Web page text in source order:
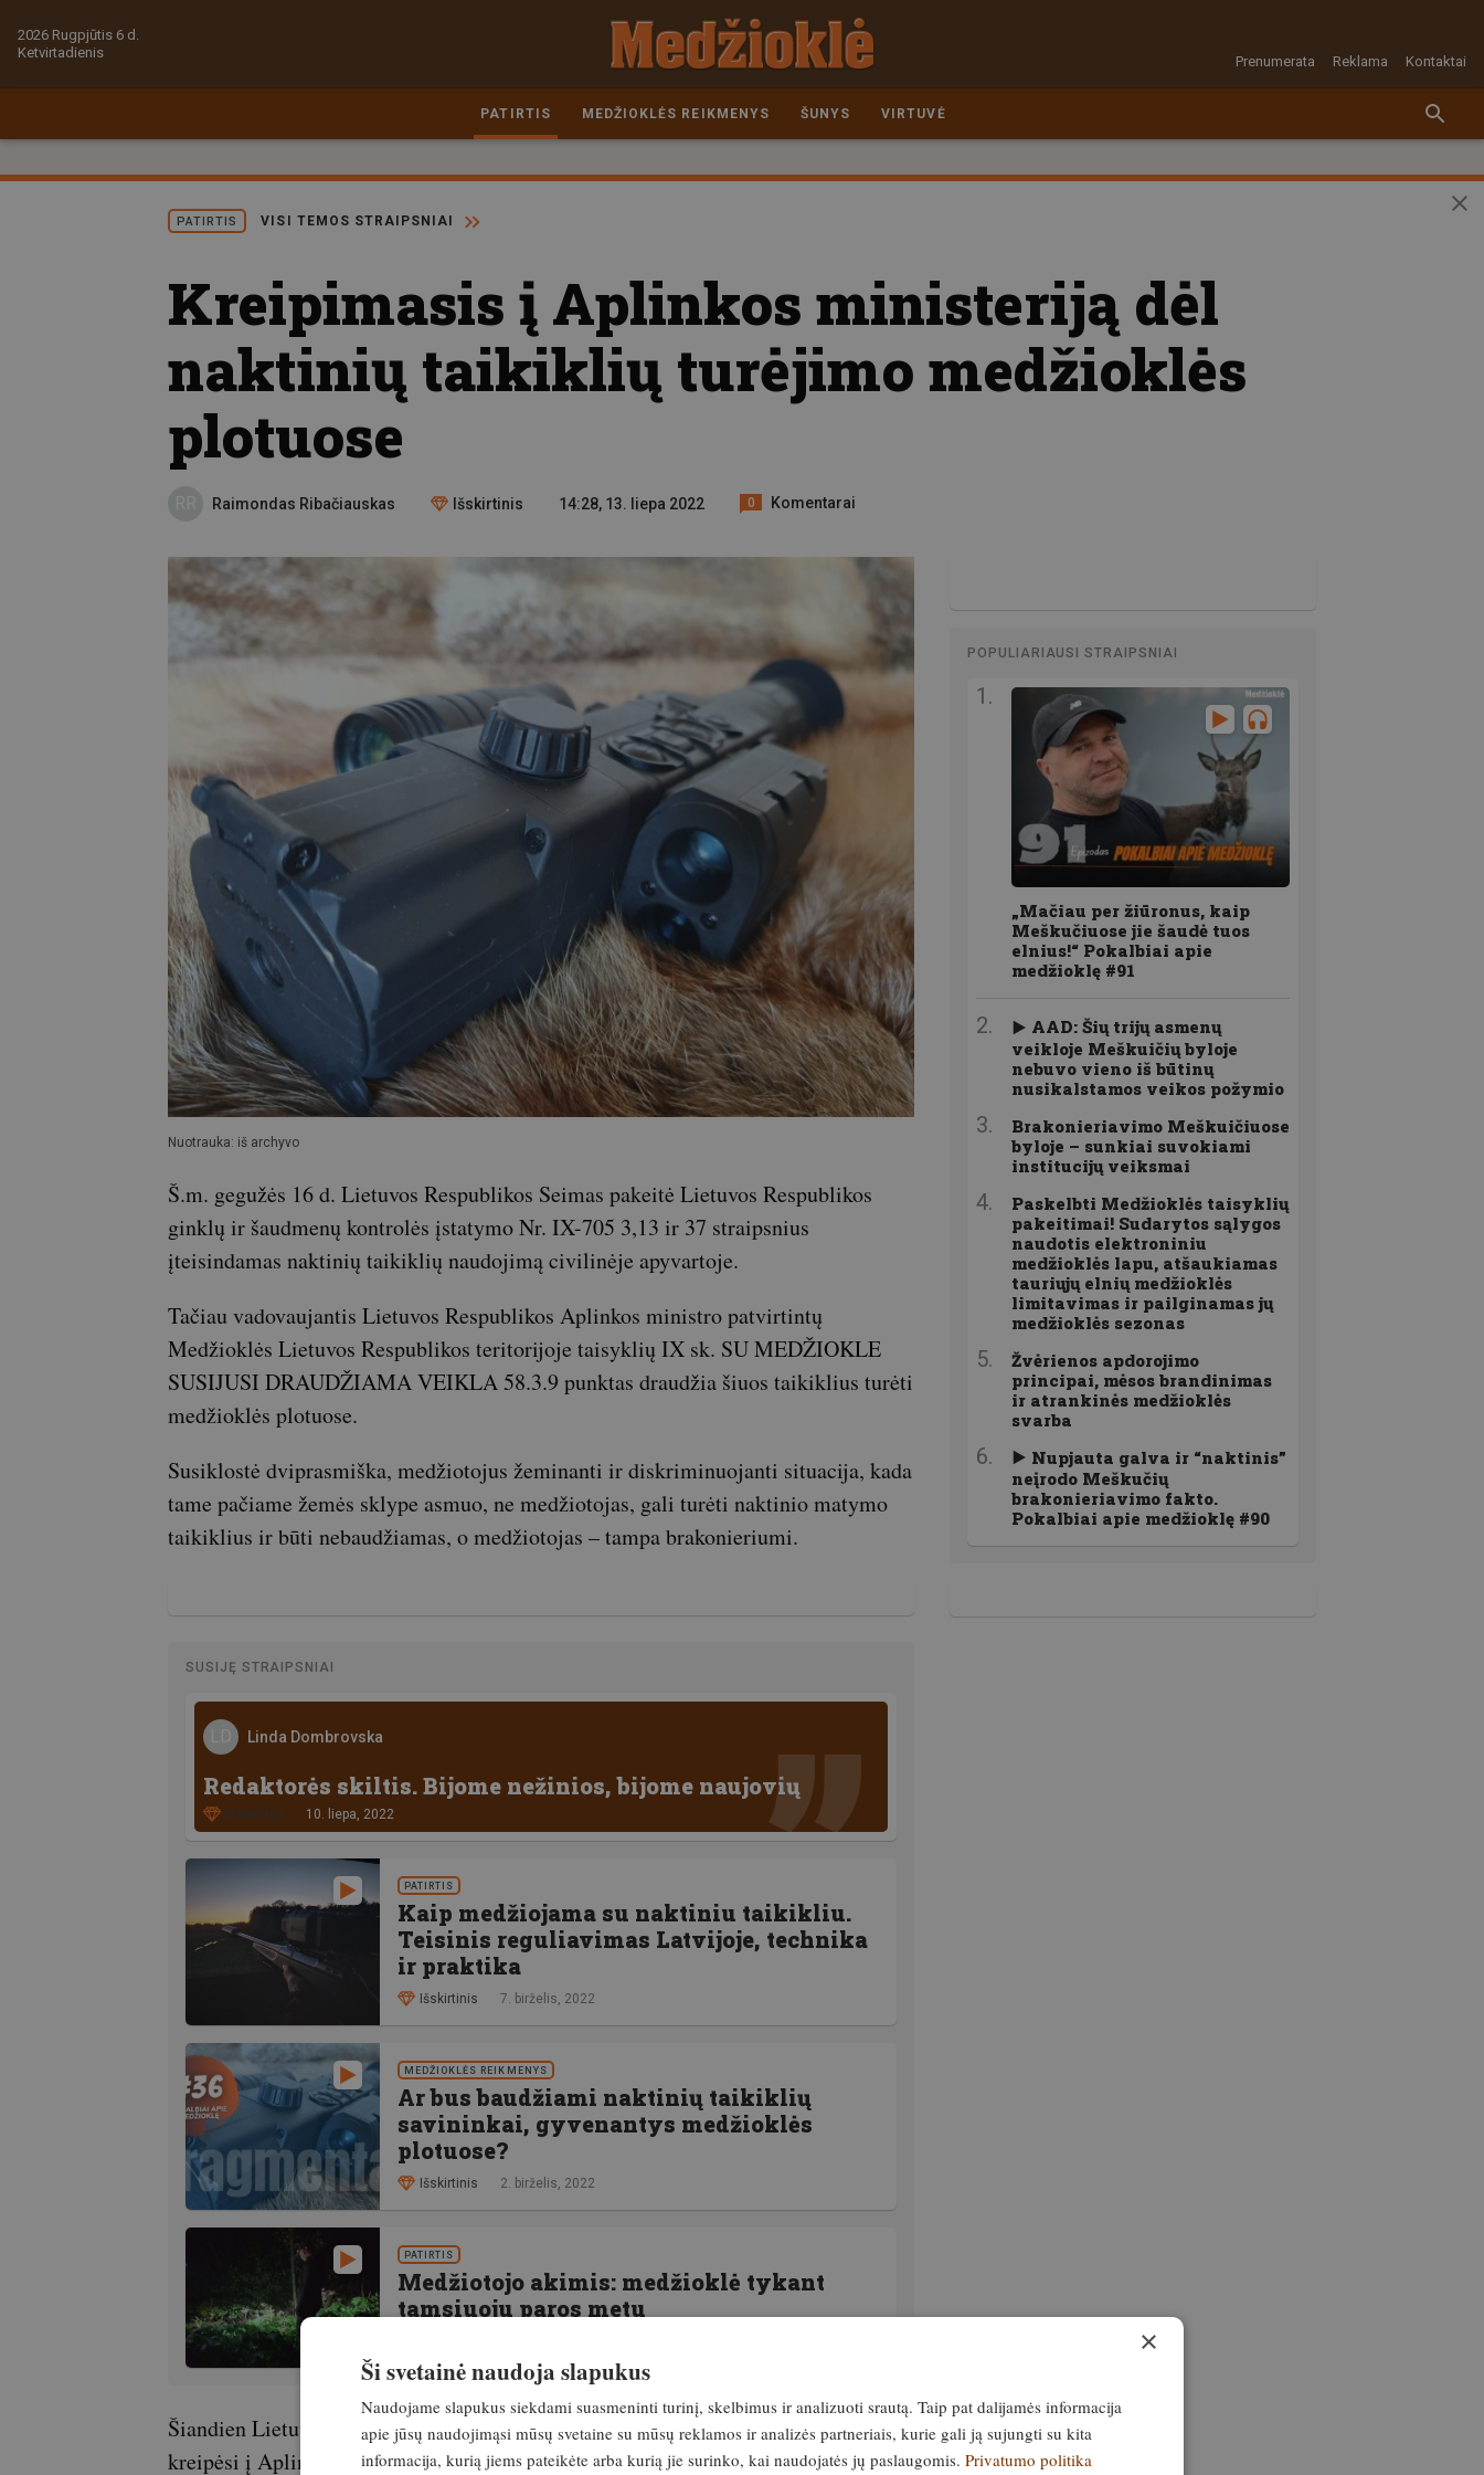
2026 Rugpjūtis 6 d.
Ketvirtadienis
Prenumerata Reklama Kontaktai
PATIRTIS MEDŽIOKLĖS REIKMENYS ŠUNYS VIRTUVĖ
PATIRTIS VISI TEMOS STRAIPSNIAI
Kreipimasis į Aplinkos ministeriją dėl
naktinių taikiklių turėjimo medžioklės
plotuose
Raimondas Ribačiauskas Išskirtinis 14:28, 13. liepa 2022 0 Komentarai
Nuotrauka: iš archyvo
Š.m. gegužės 16 d. Lietuvos Respublikos Seimas pakeitė Lietuvos Respublikos
ginklų ir šaudmenų kontrolės įstatymo Nr. IX-705 3,13 ir 37 straipsnius
įteisindamas naktinių taikiklių naudojimą civilinėje apyvartoje.
Tačiau vadovaujantis Lietuvos Respublikos Aplinkos ministro patvirtintų
Medžioklės Lietuvos Respublikos teritorijoje taisyklių IX sk. SU MEDŽIOKLE
SUSIJUSI DRAUDŽIAMA VEIKLA 58.3.9 punktas draudžia šiuos taikiklius turėti
medžioklės plotuose.
Susiklostė dviprasmiška, medžiotojus žeminanti ir diskriminuojanti situacija, kada
tame pačiame žemės sklype asmuo, ne medžiotojas, gali turėti naktinio matymo
taikiklius ir būti nebaudžiamas, o medžiotojas – tampa brakonieriumi.
SUSIJĘ STRAIPSNIAI
Linda Dombrovska
Redaktorės skiltis. Bijome nežinios, bijome naujovių
Išskirtinis 10. liepa, 2022
PATIRTIS
Kaip medžiojama su naktiniu taikikliu.
Teisinis reguliavimas Latvijoje, technika
ir praktika
Išskirtinis 7. birželis, 2022
MEDŽIOKLĖS REIKMENYS
Ar bus baudžiami naktinių taikiklių
savininkai, gyvenantys medžioklės
plotuose?
Išskirtinis 2. birželis, 2022
PATIRTIS
Medžiotojo akimis: medžioklė tykant
tamsiuoju paros metu
Šiandien Lietuvos medžiotojų sąjunga “Gamta” ir Sūduvos medžiotojų sąjunga
kreipėsi į Aplinkos ministeriją, kad būtų pakeistos Medžioklės Lietuvos
POPULIARIAUSI STRAIPSNIAI
„Mačiau per žiūronus, kaip
Meškučiuose jie šaudė tuos
elnius!“ Pokalbiai apie
medžioklę #91
AAD: Šių trijų asmenų
veikloje Meškuičių byloje
nebuvo vieno iš būtinų
nusikalstamos veikos požymio
Brakonieriavimo Meškuičiuose
byloje – sunkiai suvokiami
institucijų veiksmai
Paskelbti Medžioklės taisyklių
pakeitimai! Sudarytos sąlygos
naudotis elektroniniu
medžioklės lapu, atšaukiamas
tauriųjų elnių medžioklės
limitavimas ir pailginamas jų
medžioklės sezonas
Žvėrienos apdorojimo
principai, mėsos brandinimas
ir atrankinės medžioklės
svarba
Nupjauta galva ir “naktinis”
neįrodo Meškučių
brakonieriavimo fakto.
Pokalbiai apie medžioklę #90
×
Ši svetainė naudoja slapukus
Naudojame slapukus siekdami suasmeninti turinį, skelbimus ir analizuoti srautą. Taip pat dalijamės informacija
apie jūsų naudojimąsi mūsų svetaine su mūsų reklamos ir analizės partneriais, kurie gali ją sujungti su kita
informacija, kurią jiems pateikėte arba kurią jie surinko, kai naudojatės jų paslaugomis. Privatumo politika